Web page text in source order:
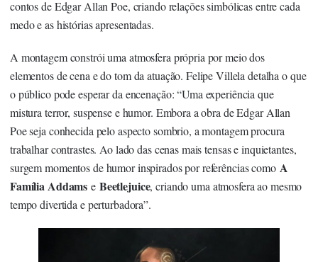
contos de Edgar Allan Poe, criando relações simbólicas entre cada
medo e as histórias apresentadas.
A montagem constrói uma atmosfera própria por meio dos
elementos de cena e do tom da atuação. Felipe Villela detalha o que
o público pode esperar da encenação: “Uma experiência que
mistura terror, suspense e humor. Embora a obra de Edgar Allan
Poe seja conhecida pelo aspecto sombrio, a montagem procura
trabalhar contrastes. Ao lado das cenas mais tensas e inquietantes,
surgem momentos de humor inspirados por referências como A
Família Addams e Beetlejuice, criando uma atmosfera ao mesmo
tempo divertida e perturbadora”.